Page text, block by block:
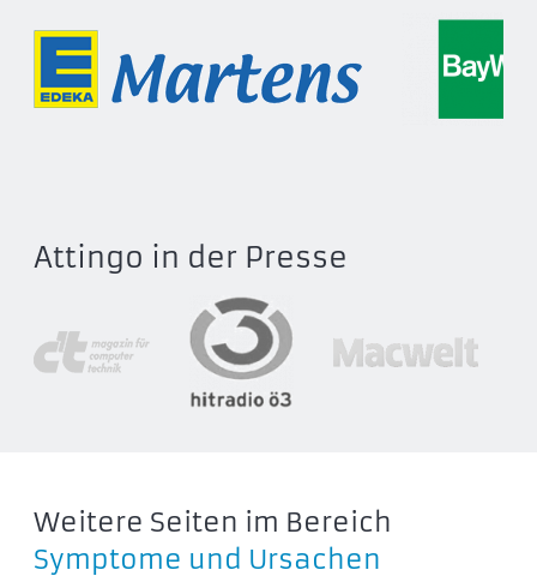
Attingo in der Presse
Weitere Seiten im Bereich
Symptome und Ursachen